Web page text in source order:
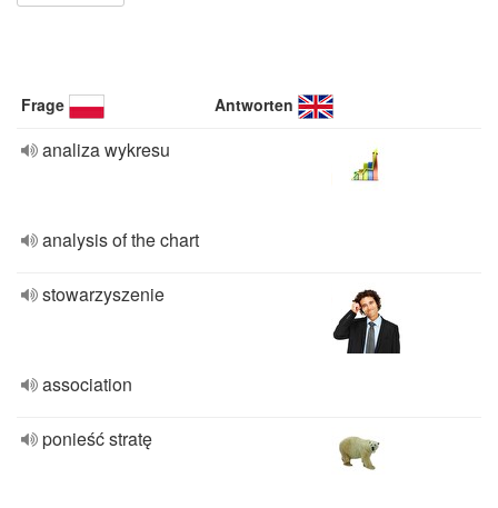
Frage Antworten
analiza wykresu
analysis of the chart
stowarzyszenie
association
ponieść stratę